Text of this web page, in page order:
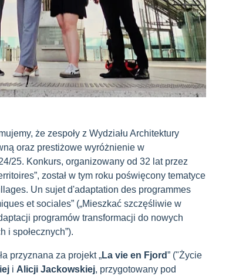
że zespoły z Wydziału Architektury
oraz prestiżowe wyróżnienie w
25. Konkurs, organizowany od 32 lat przez
został w tym roku poświęcony tematyce
Un sujet d'adaptation des programmes
et sociales” („Mieszkać szczęśliwie w
programów transformacji do nowych
i społecznych”).
przyznana za projekt „La vie en Fjord” ("Życie
i Alicji Jackowskiej, przygotowany pod